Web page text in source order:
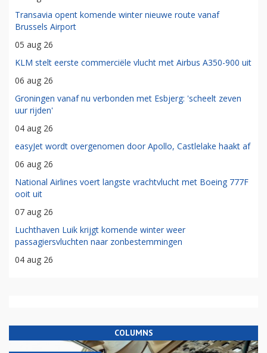
Transavia opent komende winter nieuwe route vanaf
Brussels Airport
05 aug 26
KLM stelt eerste commerciële vlucht met Airbus A350-900 uit
06 aug 26
Groningen vanaf nu verbonden met Esbjerg: 'scheelt zeven
uur rijden'
04 aug 26
easyJet wordt overgenomen door Apollo, Castlelake haakt af
06 aug 26
National Airlines voert langste vrachtvlucht met Boeing 777F
ooit uit
07 aug 26
Luchthaven Luik krijgt komende winter weer
passagiersvluchten naar zonbestemmingen
04 aug 26
COLUMNS